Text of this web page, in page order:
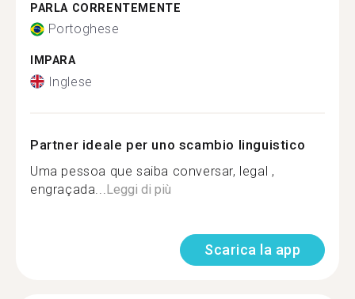
PARLA CORRENTEMENTE
Portoghese
IMPARA
Inglese
Partner ideale per uno scambio linguistico
Uma pessoa que saiba conversar, legal ,
engraçada... Leggi di più
Scarica la app